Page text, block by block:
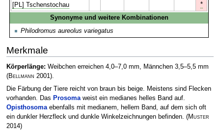
[PL] Tschenstochau
*
Synonyme und weitere Kombinationen
Philodromus aureolus variegatus
Merkmale
Körperlänge: Weibchen erreichen 4,0–7,0 mm, Männchen 3,5–5,5 mm
(Bellmann 2001).
Die Färbung der Tiere reicht von braun bis beige. Meistens sind Flecken
vorhanden. Das Prosomaweist ein medianes helles Band auf.
Opisthosomaebenfalls mit medianem, hellem Band, auf dem sich oft
ein dunkler Herzfleck und dunkle Winkelzeichnungen befinden. (Muster
2014)